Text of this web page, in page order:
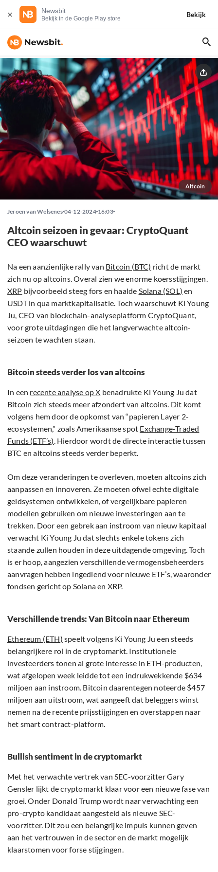
Newsbit
Bekijk in de Google Play store
Bekijk
Altcoin
Jeroen van Welsenes 04-12-2024 16:03
Altcoin seizoen in gevaar: CryptoQuant
CEO waarschuwt
Na een aanzienlijke rally van Bitcoin (BTC) richt de markt
zich nu op altcoins. Overal zien we enorme koersstijgingen.
XRP bijvoorbeeld steeg fors en haalde Solana (SOL) en
USDT in qua marktkapitalisatie. Toch waarschuwt Ki Young
Ju, CEO van blockchain-analyseplatform CryptoQuant,
voor grote uitdagingen die het langverwachte altcoin-
seizoen te wachten staan.
Bitcoin steeds verder los van altcoins
In een recente analyse op X benadrukte Ki Young Ju dat
Bitcoin zich steeds meer afzondert van altcoins. Dit komt
volgens hem door de opkomst van “papieren Layer 2-
ecosystemen,” zoals Amerikaanse spot Exchange-Traded
Funds (ETF’s). Hierdoor wordt de directe interactie tussen
BTC en altcoins steeds verder beperkt.
Om deze veranderingen te overleven, moeten altcoins zich
aanpassen en innoveren. Ze moeten ofwel echte digitale
geldsystemen ontwikkelen, of vergelijkbare papieren
modellen gebruiken om nieuwe investeringen aan te
trekken. Door een gebrek aan instroom van nieuw kapitaal
verwacht Ki Young Ju dat slechts enkele tokens zich
staande zullen houden in deze uitdagende omgeving. Toch
is er hoop, aangezien verschillende vermogensbeheerders
aanvragen hebben ingediend voor nieuwe ETF’s, waaronder
fondsen gericht op Solana en XRP.
Verschillende trends: Van Bitcoin naar Ethereum
Ethereum (ETH) speelt volgens Ki Young Ju een steeds
belangrijkere rol in de cryptomarkt. Institutionele
investeerders tonen al grote interesse in ETH-producten,
wat afgelopen week leidde tot een indrukwekkende $634
miljoen aan instroom. Bitcoin daarentegen noteerde $457
miljoen aan uitstroom, wat aangeeft dat beleggers winst
nemen na de recente prijsstijgingen en overstappen naar
het smart contract-platform.
Bullish sentiment in de cryptomarkt
Met het verwachte vertrek van SEC-voorzitter Gary
Gensler lijkt de cryptomarkt klaar voor een nieuwe fase van
groei. Onder Donald Trump wordt naar verwachting een
pro-crypto kandidaat aangesteld als nieuwe SEC-
voorzitter. Dit zou een belangrijke impuls kunnen geven
aan het vertrouwen in de sector en de markt mogelijk
klaarstomen voor forse stijgingen.